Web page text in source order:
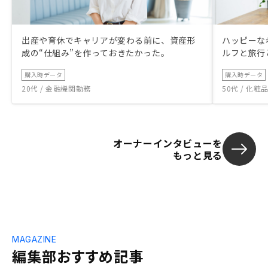
出産や育休でキャリアが変わる前に、資産形
成の“仕組み”を作っておきたかった。
購入時データ
20代 / 金融機関勤務
ハッピー
ルフと旅
購入時データ
50代 / 化粧
オーナーインタビューを
もっと見る
編集部おすすめ記事
MAGAZINE